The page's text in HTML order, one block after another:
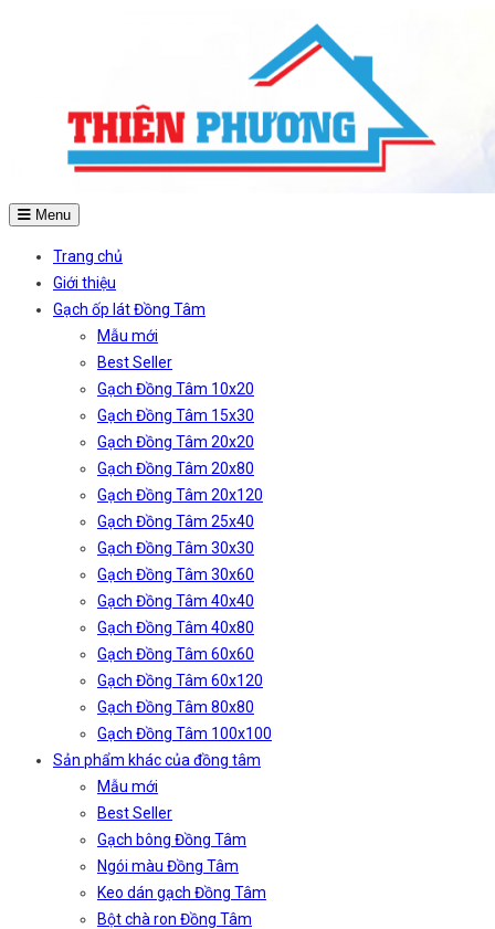
Menu
Trang chủ
Giới thiệu
Gạch ốp lát Đồng Tâm
Mẫu mới
Best Seller
Gạch Đồng Tâm 10x20
Gạch Đồng Tâm 15x30
Gạch Đồng Tâm 20x20
Gạch Đồng Tâm 20x80
Gạch Đồng Tâm 20x120
Gạch Đồng Tâm 25x40
Gạch Đồng Tâm 30x30
Gạch Đồng Tâm 30x60
Gạch Đồng Tâm 40x40
Gạch Đồng Tâm 40x80
Gạch Đồng Tâm 60x60
Gạch Đồng Tâm 60x120
Gạch Đồng Tâm 80x80
Gạch Đồng Tâm 100x100
Sản phẩm khác của đồng tâm
Mẫu mới
Best Seller
Gạch bông Đồng Tâm
Ngói màu Đồng Tâm
Keo dán gạch Đồng Tâm
Bột chà ron Đồng Tâm